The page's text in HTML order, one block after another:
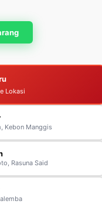
Lokasi
Kebon Manggis
Rasuna Said